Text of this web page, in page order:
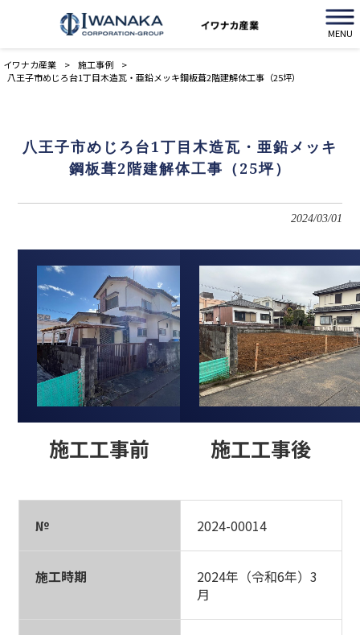
MENU
イワナカ産業 > 施工事例
>
八王子市めじろ台1丁目木造瓦・亜鉛メッキ鋼板葺2階建解体工事（25坪）
八王子市めじろ台1丁目木造瓦・亜鉛メッキ
鋼板葺2階建解体工事（25坪）
2024/03/01
施工工事前 施工工事後
№ 2024-00014
施工時期
2024年（令和6年）3
月